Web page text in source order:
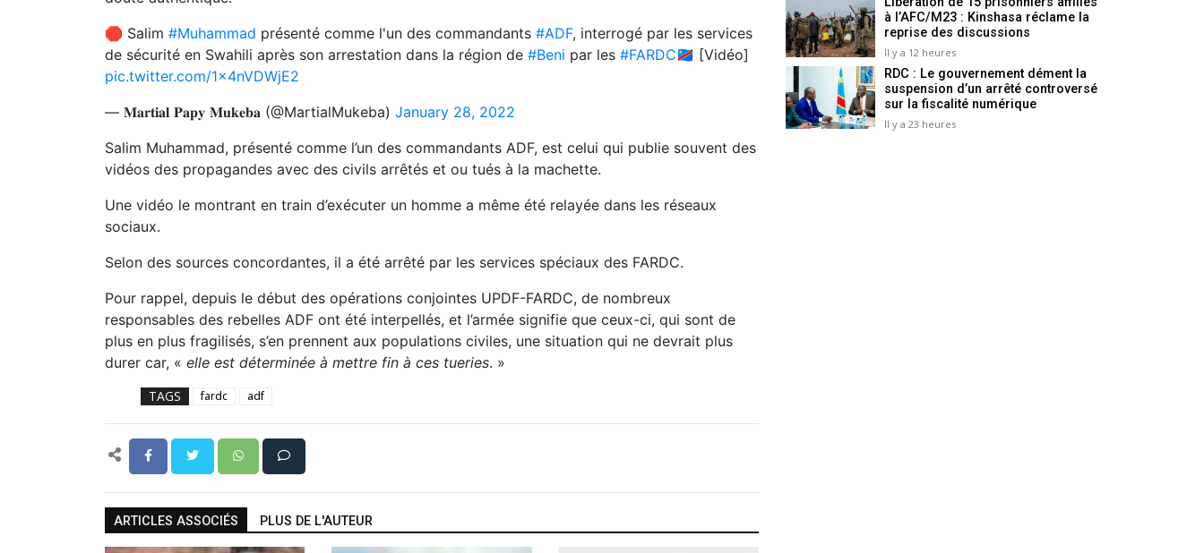
🛑 Salim #Muhammad présenté comme l'un des commandants #ADF, interrogé par les services
de sécurité en Swahili après son arrestation dans la région de #Beni par les #FARDC🇨🇩 [Vidéo]
pic.twitter.com/1x4nVDWjE2
— 𝐌𝐚𝐫𝐭𝐢𝐚𝐥 𝐏𝐚𝐩𝐲 𝐌𝐮𝐤𝐞𝐛𝐚 (@MartialMukeba) January 28, 2022
Salim Muhammad, présenté comme l’un des commandants ADF, est celui qui publie souvent des
vidéos des propagandes avec des civils arrêtés et ou tués à la machette.
Une vidéo le montrant en train d’exécuter un homme a même été relayée dans les réseaux
sociaux.
Selon des sources concordantes, il a été arrêté par les services spéciaux des FARDC.
Pour rappel, depuis le début des opérations conjointes UPDF-FARDC, de nombreux
responsables des rebelles ADF ont été interpellés, et l’armée signifie que ceux-ci, qui sont de
plus en plus fragilisés, s’en prennent aux populations civiles, une situation qui ne devrait plus
durer car, « elle est déterminée à mettre fin à ces tueries. »
TAGS fardc adf
ARTICLES ASSOCIÉS PLUS DE L'AUTEUR
à l’AFC/M23 : Kinshasa réclame la
reprise des discussions
Il y a 12 heures
RDC : Le gouvernement dément la
suspension d’un arrêté controversé
sur la fiscalité numérique
Il y a 23 heures